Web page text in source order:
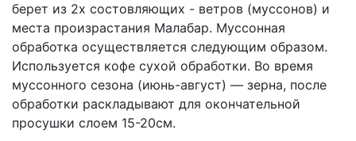
берет из 2х состовляющих - ветров (муссонов) и
места произрастания Малабар. Муссонная
обработка осуществляется следующим образом.
Используется кофе сухой обработки. Во время
муссонного сезона (июнь-август) — зерна, после
обработки раскладывают для окончательной
просушки слоем 15-20см.